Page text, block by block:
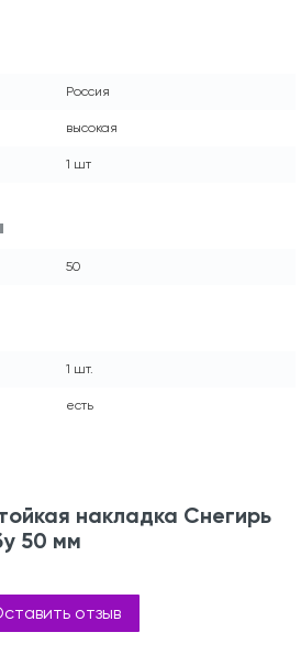
Россия
высокая
1 шт
50
1 шт.
есть
накладка Снегирь
50 мм
отзыв